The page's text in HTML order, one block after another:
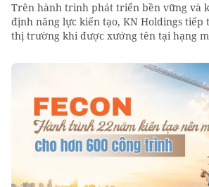
Trên hành trình phát triển bền vững và
định năng lực kiến tạo, KN Holdings tiếp
thị trường khi được xướng tên tại hạng